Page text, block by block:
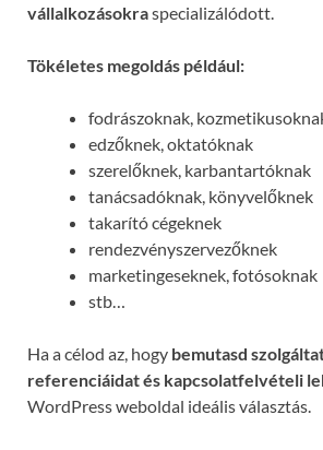
vállalkozásokraspecializálódott.
Tökéletes megoldás például:
fodrászoknak,
edzőknek, oktatóknak
szerelőknek, karbantartóknak
tanácsadóknak, könyvelőknek
takarító cégeknek
rendezvényszervezőknek
marketingeseknek, fotósoknak
stb…
Ha a célod az, hogy bemutasd
referenciáidat és kapcsolatfelvételi
WordPress weboldal ideális választás.